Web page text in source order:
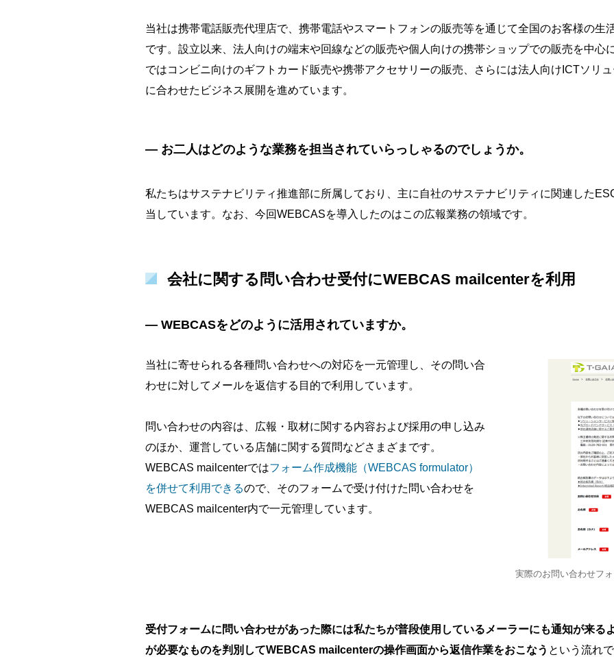
当社は携帯電話販売代理店で、携帯電話やスマートフォンの販売等を通じて全国のお客様の生
です。設立以来、法人向けの端末や回線などの販売や個人向けの携帯ショップでの販売を中心
ではコンビニ向けのギフトカード販売や携帯アクセサリーの販売、さらには法人向けICTソリ
に合わせたビジネス展開を進めています。
― お二人はどのような業務を担当されていらっしゃるのでしょうか。
私たちはサステナビリティ推進部に所属しており、主に自社のサステナビリティに関連した
当しています。なお、今回WEBCASを導入したのはこの広報業務の領域です。
会社に関する問い合わせ受付にWEBCAS mailcenterを利用
― WEBCASをどのように活用されていますか。
当社に寄せられる各種問い合わせへの対応を一元管理し、その問い合
わせに対してメールを返信する目的で利用しています。
問い合わせの内容は、広報・取材に関する内容および採用の申し込み
のほか、運営している店舗に関する質問などさまざまです。
WEBCAS mailcenterではフォーム作成機能（WEBCAS formulator）
を併せて利用できるので、そのフォームで受け付けた問い合わせを
WEBCAS mailcenter内で一元管理しています。
実際のお問い合わせフォ
受付フォームに問い合わせがあった際には私たちが普段使用しているメーラーにも通知が来る
が必要なものを判別してWEBCAS mailcenterの操作画面から返信作業をおこなう という流れ